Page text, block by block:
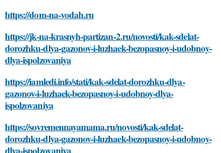
https://dom-na-vodah.ru
https://jk-na-krasnyh-partizan-2.ru/novosti/kak-sdelat-
dorozhku-dlya-gazonov-i-luzhaek-bezopasnoy-i-udobnoy-
dlya-ispolzovaniya
https://iamledi.info/stati/kak-sdelat-dorozhku-dlya-
gazonov-i-luzhaek-bezopasnoy-i-udobnoy-dlya-
ispolzovaniya
https://sovremennayamama.ru/novosti/kak-sdelat-
dorozhku-dlya-gazonov-i-luzhaek-bezopasnoy-i-udobnoy-
dlya-ispolzovaniya